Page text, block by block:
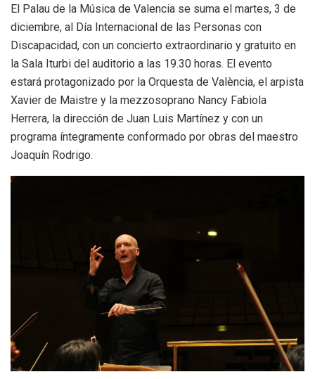
El Palau de la Música de Valencia se suma el martes, 3 de
diciembre, al Día Internacional de las Personas con
Discapacidad, con un concierto extraordinario y gratuito en
la Sala Iturbi del auditorio a las 19.30 horas. El evento
estará protagonizado por la Orquesta de València, el arpista
Xavier de Maistre y la mezzosoprano Nancy Fabiola
Herrera, la dirección de Juan Luis Martínez y con un
programa íntegramente conformado por obras del maestro
Joaquín Rodrigo.